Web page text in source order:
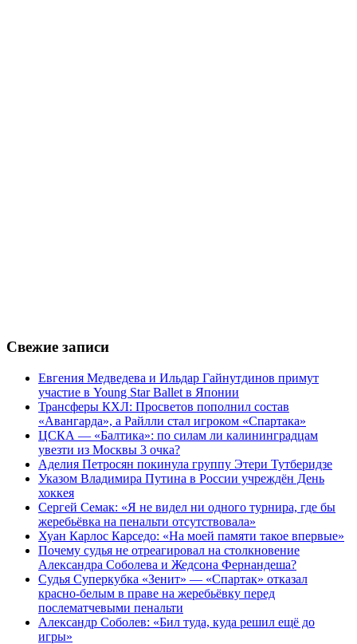
Свежие записи
Евгения Медведева и Ильдар Гайнутдинов примут
участие в Young Star Ballet в Японии
Трансферы КХЛ: Просветов пополнил состав
«Авангарда», а Райлли стал игроком «Спартака»
ЦСКА — «Балтика»: по силам ли калининградцам
увезти из Москвы 3 очка?
Аделия Петросян покинула группу Этери Тутберидзе
Указом Владимира Путина в России учреждён День
хоккея
Сергей Семак: «Я не видел ни одного турнира, где бы
жеребьёвка на пенальти отсутствовала»
Хуан Карлос Карседо: «На моей памяти такое впервые»
Почему судья не отреагировал на столкновение
Александра Соболева и Жедсона Фернандеша?
Судья Суперкубка «Зенит» — «Спартак» отказал
красно-белым в праве на жеребьёвку перед
послематчевыми пенальти
Александр Соболев: «Бил туда, куда решил ещё до
игры»